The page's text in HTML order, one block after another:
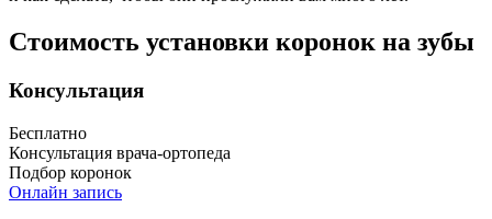
Стоимость установки коронок на зубы
Консультация
Бесплатно
Консультация врача-ортопеда
Подбор коронок
Онлайн запись